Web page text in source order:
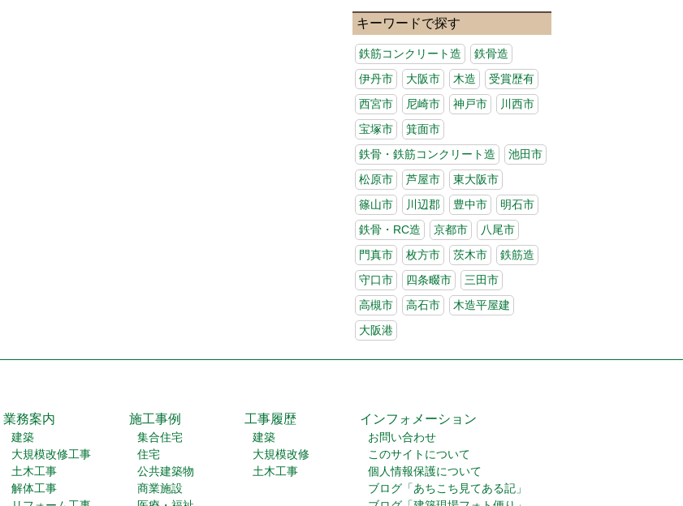
キーワードで探す
鉄筋コンクリート造 鉄骨造
伊丹市 大阪市 木造 受賞歴有
西宮市 尼崎市 神戸市 川西市
宝塚市 箕面市
鉄骨・鉄筋コンクリート造 池田市
松原市 芦屋市 東大阪市
篠山市 川辺郡 豊中市 明石市
鉄骨・RC造 京都市 八尾市
門真市 枚方市 茨木市 鉄筋造
守口市 四条畷市 三田市
高槻市 高石市 木造平屋建
大阪港
業務案内
建築
大規模改修工事
土木工事
解体工事
施工事例
集合住宅
住宅
公共建築物
商業施設
工事履歴
建築
大規模改修
土木工事
インフォメーション
お問い合わせ
このサイトについて
個人情報保護について
ブログ「あちこち見てある記」